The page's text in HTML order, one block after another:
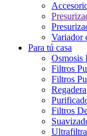
Variador
Para tú casa
Osmosis
Filtros
Filtros
Regadera
Filtros